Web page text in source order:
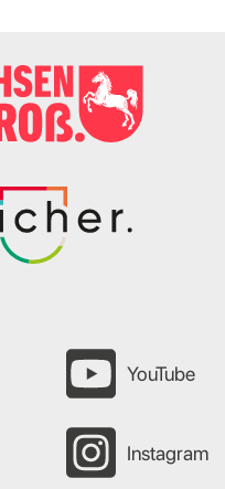
YouTube
Instagram